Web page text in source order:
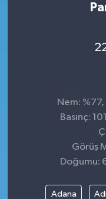
Nem: %77,
Basınç:
Görüş
Doğumu:
Adana